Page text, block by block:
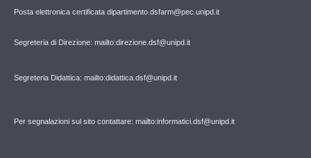
Posta elettronica certificata dipartimento.dsfarm@pec.unipd.it
Segreteria di Direzione: mailto:direzione.dsf@unipd.it
Segreteria Didattica: mailto:didattica.dsf@unipd.it
Per segnalazioni sul sito contattare: mailto:informatici.dsf@unipd.it